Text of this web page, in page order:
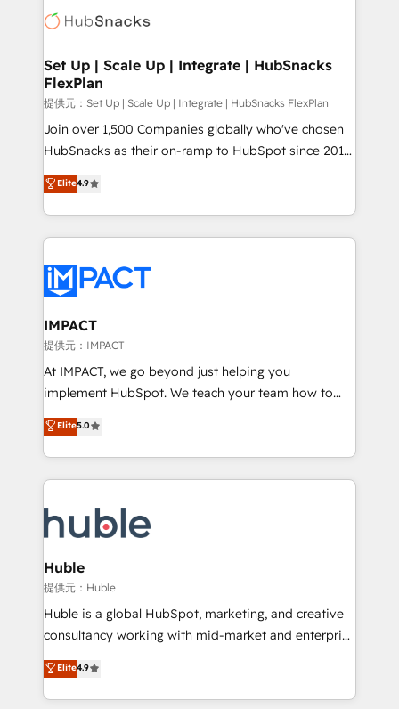
WooCommerce, BuilderTrend, and more Experience
the difference — reach out to see how AI + HubSpot
HubSpot development: websites, custom modules,
marketing, advertising, campaigns, content and
design We connect people, data and technology to
improve customer experiences. With our bright
people, exciting ideas and can-do mentality, we
ensure revenue growth on a daily basis. So tell us
team of 100+ experts is ready for you! Driving digital
growth | www.brightdigital.com
Set Up | Scale Up | Integrate | HubSnacks
FlexPlan
提供元：Set Up | Scale Up | Integrate | HubSnacks FlexPlan
Join over 1,500 Companies globally who've chosen
HubSnacks as their on-ramp to HubSpot since 2014
Simple pay-as-you-go plans that accelerate value...
1️⃣ Set Up | Onboarding New or Check-fixing existing
HubSpot portals 2️⃣ Scale Up | 100% HubSpot Task
Execution... Global 24/7 ... All Experts 3️⃣ Integrate |
Slash months from your API Integration project... ⬅️
Click "Contact Business" ⬅️ to access 150+ Kickstart
Integration templates that put HubSpot in the center
of your tech stack, syncing... 🛍️ Shopify or
WooCommerce 💲 Stripe or Paypal 💰 Sage or
Netsuite 🤖 Google or Microsoft ✍️ DocuSign or
the rare Advanced "Custom Integrations"
Accreditation, securely sync data across... 🔄 any
new HubSpot portal with Advanced Website and
CRM Migrations using our in-house "HubScrub" Tool.
Elite4.9
IMPACT
提供元：IMPACT
At IMPACT, we go beyond just helping you
implement HubSpot. We teach your team how to
master it. As the creators of the Endless Customers
System™ (the next evolution of They Ask, You
Answer), we’re the only HubSpot partner built
entirely around coaching and training. That means
skills, processes, and internal team you need to
attract the right buyers, close deals faster, and grow
without outside dependencies. You’ll learn how to: •
Set up, audit, and organize your HubSpot portal •
Get your sales team fully using HubSpot • Track
pipeline and revenue across the entire buyer journey
growth • Create content and videos that attract
buyers • Use AI to scale smarter Our coaching-led
Elite5.0
Huble
提供元：Huble
Huble is a global HubSpot, marketing, and creative
consultancy working with mid-market and enterprise
businesses. We go beyond implementation, shaping
the strategy, processes, and teams that turn
HubSpot into a genuine growth engine. Named
Elite4.9